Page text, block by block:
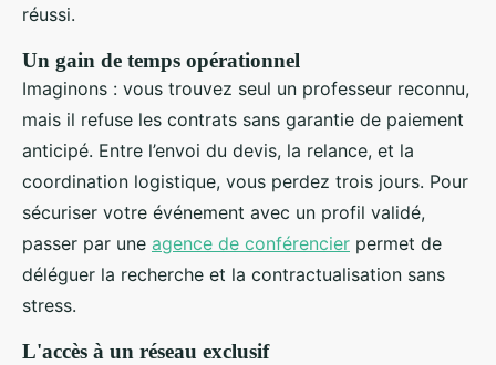
réussi.
Un gain de temps opérationnel
Imaginons : vous trouvez seul un professeur reconnu,
mais il refuse les contrats sans garantie de paiement
anticipé. Entre l’envoi du devis, la relance, et la
coordination logistique, vous perdez trois jours. Pour
sécuriser votre événement avec un profil validé,
passer par une agence de conférencier permet de
déléguer la recherche et la contractualisation sans
stress.
L'accès à un réseau exclusif